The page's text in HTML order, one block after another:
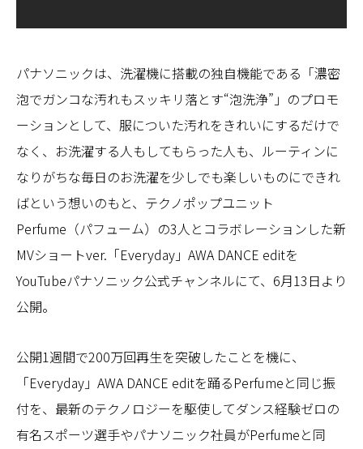
パナソニックは、洗濯機に搭載の独自機能である「濃密
泡でガンコな汚れもスッキリ落とす“泡洗浄”」のプロモ
ーションとして、服についた汚れをきれいにするだけで
なく、お洗濯する人もしてもらった人も、ルーティンに
なりがちな毎日のお洗濯を少しでも楽しいものにできれ
ばという想いのもと、テクノポップユニット
Perfume（パフューム）の3人とコラボレーションした新
MVショートver.「Everyday」AWA DANCE editを
YouTubeパナソニック公式チャンネルにて、6月13日より
公開。
公開1週間で200万回再生を突破したことを機に、
「Everyday」AWA DANCE editを踊るPerfumeと同じ振
付を、最新のテクノロジーを駆使してダンス経験ゼロの
有名スポーツ選手やパナソニック社員がPerfumeと同